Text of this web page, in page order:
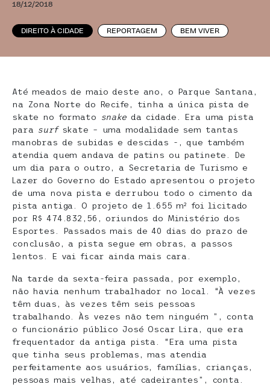
18/12/2018
DIREITO À CIDADE REPORTAGEM BEM VIVER
Até meados de maio deste ano, o Parque Santana,
na Zona Norte do Recife, tinha a única pista de
skate no formato
snakeda cidade. Era uma pista
para
surfskate – uma modalidade sem tantas
manobras de subidas e descidas -, que também
atendia quem andava de patins ou patinete. De
um dia para o outro, a Secretaria de Turismo e
Lazer do Governo do Estado apresentou o projeto
de uma nova pista e derrubou todo o cimento da
pista antiga. O projeto de 1.655 m² foi licitado
por R$ 474.832,56, oriundos do Ministério dos
Esportes. Passados mais de 40 dias do prazo de
conclusão, a pista segue em obras, a passos
lentos. E vai ficar ainda mais cara.
Na tarde da sexta-feira passada, por exemplo,
não havia nenhum trabalhador no local. “À vezes
têm duas, às vezes têm seis pessoas
trabalhando. Às vezes não tem ninguém ”, conta
o funcionário público José Oscar Lira, que era
frequentador da antiga pista. “Era uma pista
que tinha seus problemas, mas atendia
perfeitamente aos usuários, famílias, crianças,
pessoas mais velhas, até cadeirantes”, conta.